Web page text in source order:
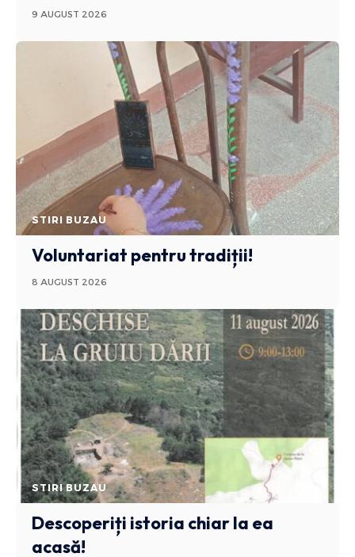
9 AUGUST 2026
STIRI BUZAU
Voluntariat pentru tradiții!
8 AUGUST 2026
STIRI BUZAU
Descoperiți istoria chiar la ea
acasă!